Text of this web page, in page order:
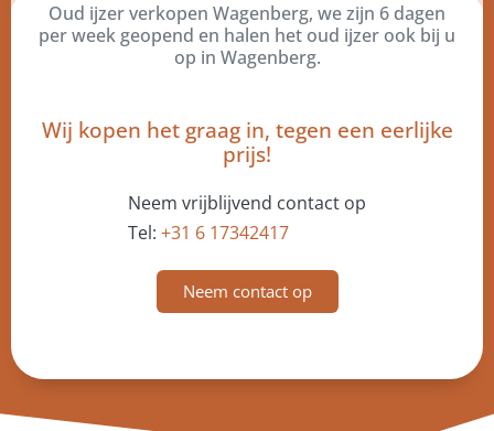
Oud ijzer verkopen Wagenberg, we zijn 6 dagen
per week geopend en halen het oud ijzer ook bij u
op in Wagenberg.
Wij kopen het graag in, tegen een eerlijke
prijs!
Neem vrijblijvend contact op
Tel: +31 6 17342417
Neem contact op